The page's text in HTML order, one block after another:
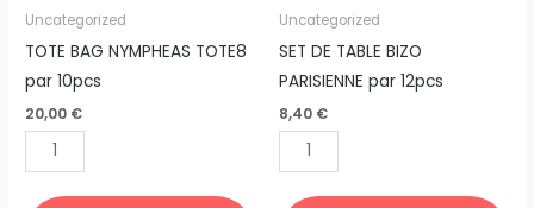
Uncategorized
TOTE BAG NYMPHEAS TOTE8
par 10pcs
20,00 €
quantité
de
TOTE
NYMPHEAS
TOTE8
Uncategorized
SET DE TABLE BIZO
PARISIENNE par 12pcs
8,40 €
quantité
de
SET
TABLE
BIZO
PARISIENNE